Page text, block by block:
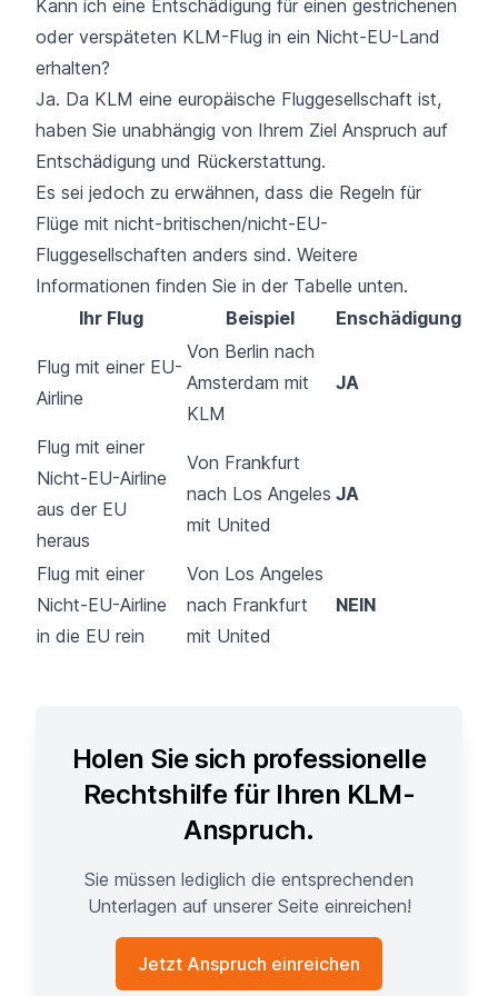
Kann ich eine Entschädigung für einen gestrichenen
oder verspäteten KLM-Flug in ein Nicht-EU-Land
erhalten?
Ja. Da KLM eine europäische Fluggesellschaft ist,
haben Sie unabhängig von Ihrem Ziel Anspruch auf
Entschädigung und Rückerstattung.
Es sei jedoch zu erwähnen, dass die Regeln für
Flüge mit nicht-britischen/nicht-EU-
Fluggesellschaften anders sind. Weitere
Informationen finden Sie in der Tabelle unten.
Ihr Flug
Beispiel Enschädigung
Flug mit einer EU-
Airline
Von Berlin nach
Amsterdam mit
KLM
JA
Flug mit einer
Nicht-EU-Airline
aus der EU
heraus
Von Frankfurt
nach Los Angeles
mit United
JA
Flug mit einer
Nicht-EU-Airline
in die EU rein
Von Los Angeles
nach Frankfurt
mit United
NEIN
Holen Sie sich professionelle
Rechtshilfe für Ihren KLM-
Anspruch.
Sie müssen lediglich die entsprechenden
Unterlagen auf unserer Seite einreichen!
Jetzt Anspruch einreichen